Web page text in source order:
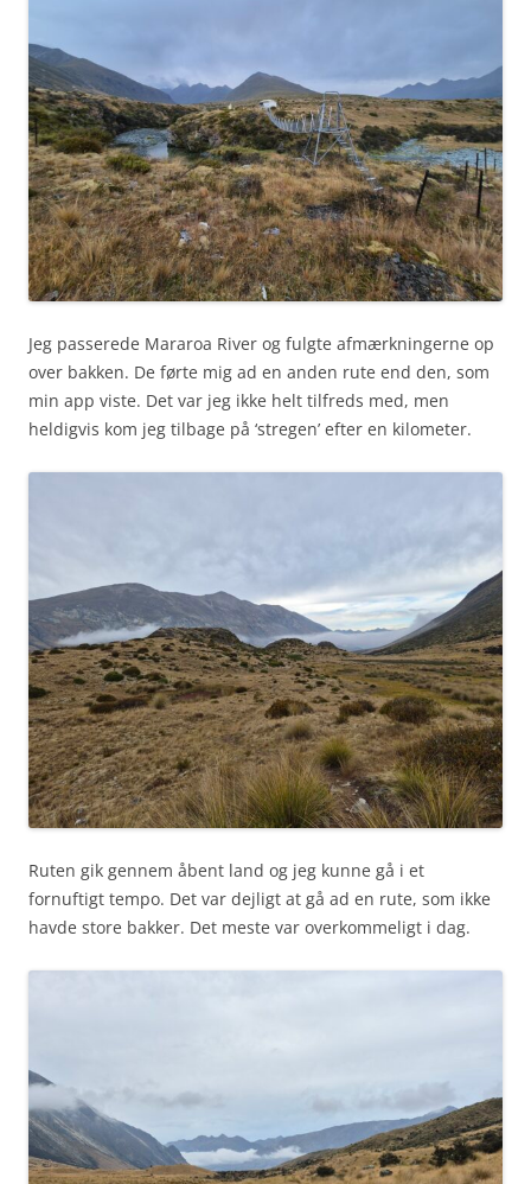
Jeg passerede Mararoa River og fulgte afmærkningerne op
over bakken. De førte mig ad en anden rute end den, som
min app viste. Det var jeg ikke helt tilfreds med, men
heldigvis kom jeg tilbage på ‘stregen’ efter en kilometer.
Ruten gik gennem åbent land og jeg kunne gå i et
fornuftigt tempo. Det var dejligt at gå ad en rute, som ikke
havde store bakker. Det meste var overkommeligt i dag.